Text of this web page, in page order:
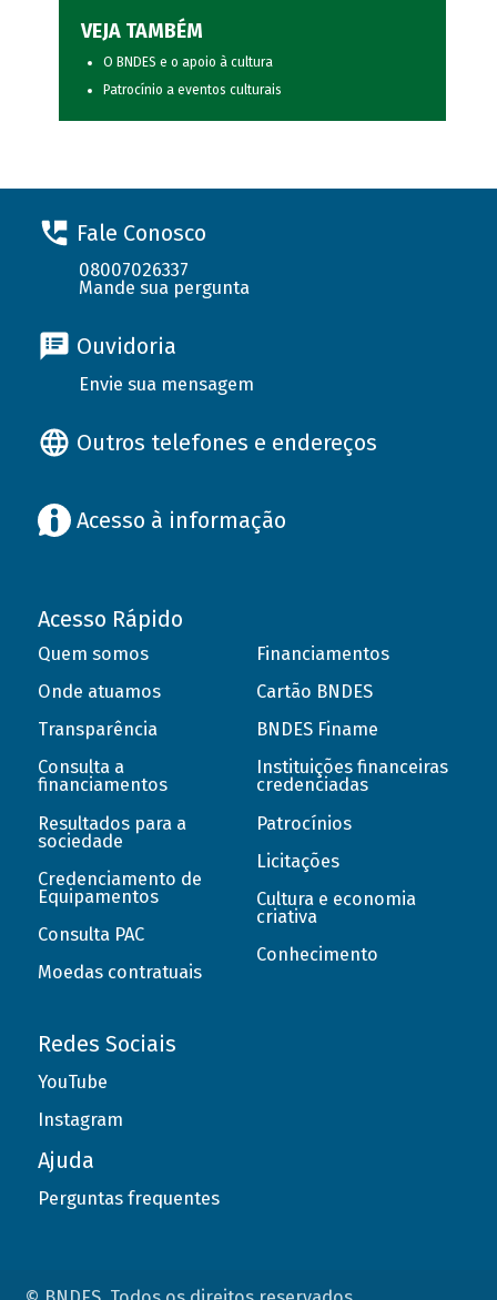
VEJA TAMBÉM
O BNDES e o apoio à cultura
Patrocínio a eventos culturais
Fale Conosco
08007026337
Mande sua pergunta
Ouvidoria
Envie sua mensagem
Outros telefones e endereços
Acesso à informação
Acesso Rápido
Quem somos
Onde atuamos
Transparência
Consulta a
financiamentos
Resultados para a
sociedade
Credenciamento de
Equipamentos
Consulta PAC
Moedas contratuais
Financiamentos
Cartão BNDES
BNDES Finame
Instituições financeiras
credenciadas
Patrocínios
Licitações
Cultura e economia
criativa
Conhecimento
Redes Sociais
YouTube
Instagram
Ajuda
Perguntas frequentes